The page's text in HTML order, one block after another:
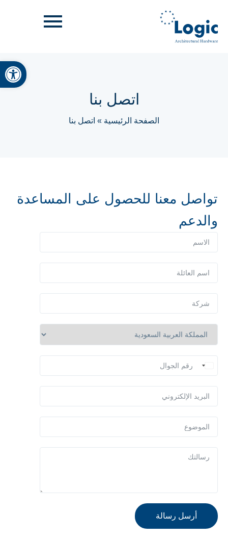
اتصل بنا
الصفحة الرئيسية » اتصل بنا
تواصل معنا للحصول على المساعدة
والدعم
United States +1
أرسل رسالة